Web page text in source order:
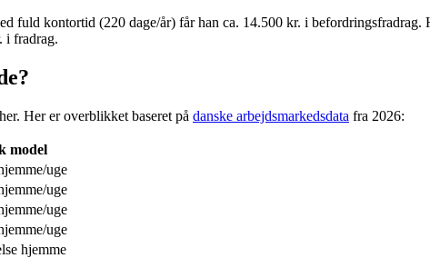
fuld kontortid (220 dage/år) får han ca. 14.500 kr. i befordringsfradrag.
i fradrag.
Her er overblikket baseret på danske arbejdsmarkedsdata fra 2026:
model
uge
uge
uge
uge
hjemme